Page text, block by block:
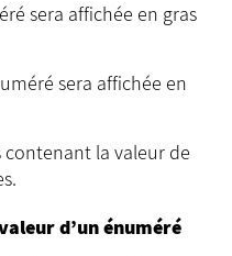
sera affichée en gras
sera affichée en
contenant la valeur de
d’un énuméré